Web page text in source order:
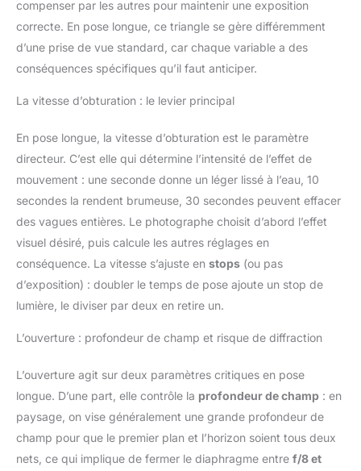
compenser par les autres pour maintenir une exposition
correcte. En pose longue, ce triangle se gère différemment
d’une prise de vue standard, car chaque variable a des
conséquences spécifiques qu’il faut anticiper.
La vitesse d’obturation : le levier principal
En pose longue, la vitesse d’obturation est le paramètre
directeur. C’est elle qui détermine l’intensité de l’effet de
mouvement : une seconde donne un léger lissé à l’eau, 10
secondes la rendent brumeuse, 30 secondes peuvent effacer
des vagues entières. Le photographe choisit d’abord l’effet
visuel désiré, puis calcule les autres réglages en
conséquence. La vitesse s’ajuste en stops (ou pas
d’exposition) : doubler le temps de pose ajoute un stop de
lumière, le diviser par deux en retire un.
L’ouverture : profondeur de champ et risque de diffraction
L’ouverture agit sur deux paramètres critiques en pose
longue. D’une part, elle contrôle la profondeur de champ : en
paysage, on vise généralement une grande profondeur de
champ pour que le premier plan et l’horizon soient tous deux
nets, ce qui implique de fermer le diaphragme entre f/8 et